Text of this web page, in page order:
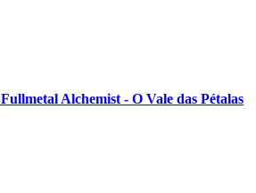
Fullmetal Alchemist - O Vale das Pétalas